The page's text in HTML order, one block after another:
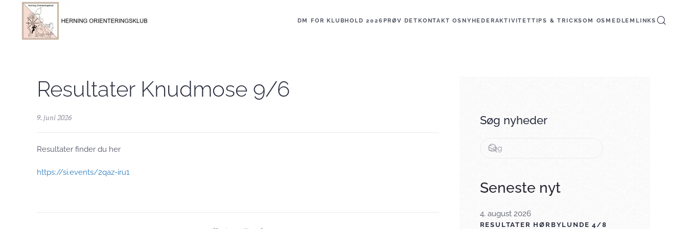
Skip to main content DM FOR KLUBHOLD 2026PRØV DETKONTAKT OSNYHEDERAKTIVITETTIPS & TRICKSOM OSMEDLEM LINKS
Resultater Knudmose 9/6
9. juni 2026
Resultater finder du her
https://si.events/2qaz-iru1
Søg nyheder
Seneste nyt
4. august 2026
RESULTATER HØRBYLUNDE 4/8